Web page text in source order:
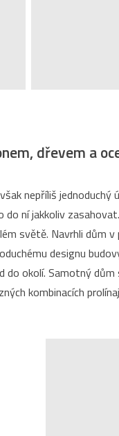
dřevem a
nepříliš jednoduchý
do ní jakkoliv
světě. Navrhli dům
designu
okolí. Samotný
kombinacích